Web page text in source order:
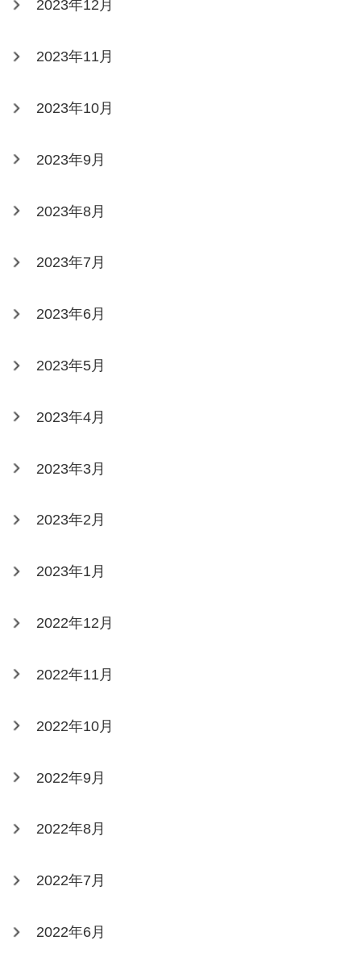
2023年12月
2023年11月
2023年10月
2023年9月
2023年8月
2023年7月
2023年6月
2023年5月
2023年4月
2023年3月
2023年2月
2023年1月
2022年12月
2022年11月
2022年10月
2022年9月
2022年8月
2022年7月
2022年6月